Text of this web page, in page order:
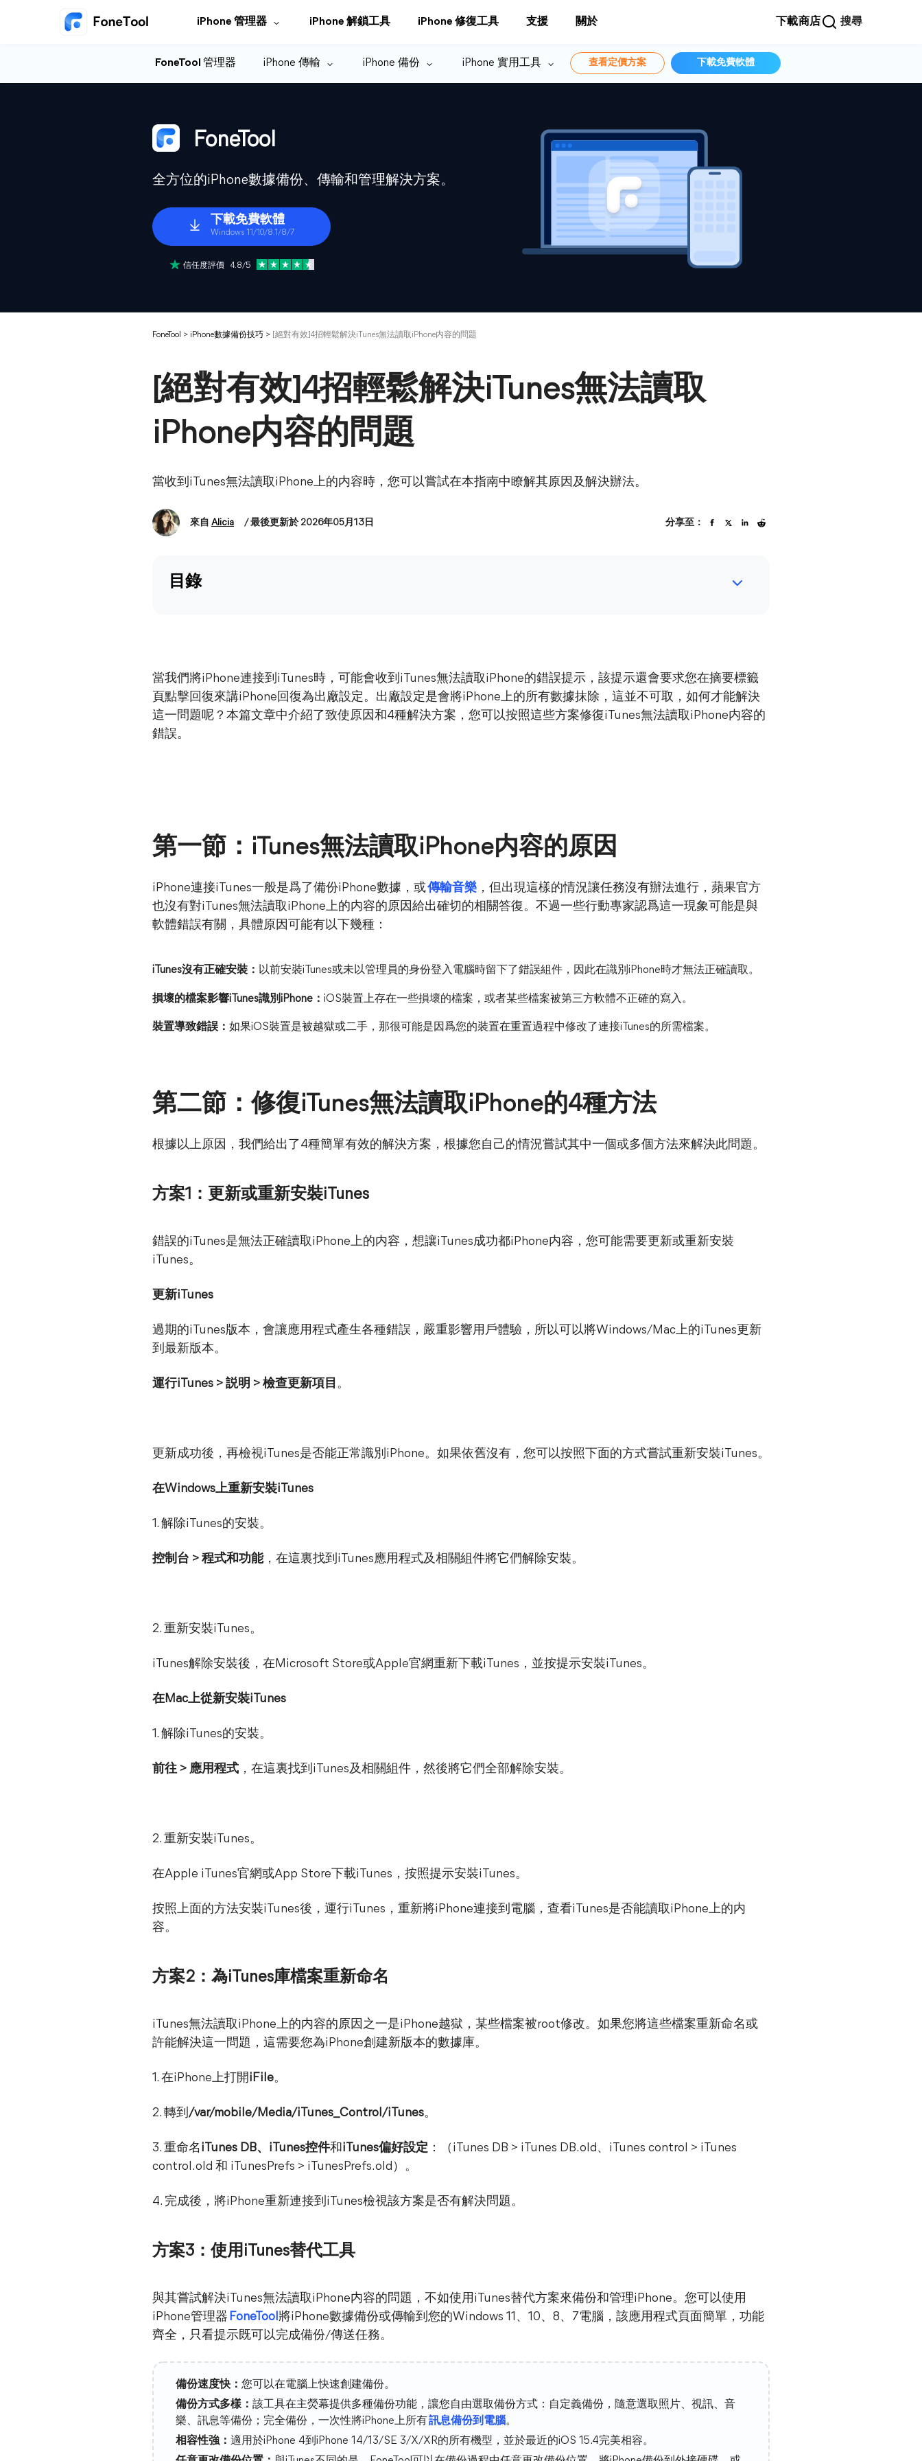
iPhone 管理器 iPhone 解鎖工具 iPhone 修復工具 支援 關於 下載商店 搜尋
FoneTool 管理器 iPhone 傳輸 iPhone 備份 iPhone 實用工具 查看定價方案 下載免費軟體
FoneTool
全方位的iPhone數據備份、傳輸和管理解決方案。
下載免費軟體
Windows 11/10/8.1/8/7
信任度評價 4.8/5
FoneTool > iPhone數據備份技巧 > [絕對有效]4招輕鬆解決iTunes無法讀取iPhone内容的問題
[絕對有效]4招輕鬆解決iTunes無法讀取
iPhone内容的問題
當收到iTunes無法讀取iPhone上的内容時，您可以嘗試在本指南中瞭解其原因及解決辦法。
來自 Alicia / 最後更新於 2026年05月13日 分享至：
目錄
當我們將iPhone連接到iTunes時，可能會收到iTunes無法讀取iPhone的錯誤提示，該提示還會要求您在摘要標籤
頁點擊回復來講iPhone回復為出廠設定。出廠設定是會將iPhone上的所有數據抹除，這並不可取，如何才能解決
這一問題呢？本篇文章中介紹了致使原因和4種解決方案，您可以按照這些方案修復iTunes無法讀取iPhone内容的
錯誤。
第一節：iTunes無法讀取iPhone内容的原因
iPhone連接iTunes一般是爲了備份iPhone數據，或傳輸音樂，但出現這樣的情況讓任務沒有辦法進行，蘋果官方
也沒有對iTunes無法讀取iPhone上的内容的原因給出確切的相關答復。不過一些行動專家認爲這一現象可能是與
軟體錯誤有關，具體原因可能有以下幾種：
iTunes沒有正確安裝： 以前安裝iTunes或未以管理員的身份登入電腦時留下了錯誤組件，因此在識別iPhone時才無法正確讀取。
損壞的檔案影響iTunes識別iPhone： iOS裝置上存在一些損壞的檔案，或者某些檔案被第三方軟體不正確的寫入。
裝置導致錯誤： 如果iOS裝置是被越獄或二手，那很可能是因爲您的裝置在重置過程中修改了連接iTunes的所需檔案。
第二節：修復iTunes無法讀取iPhone的4種方法
根據以上原因，我們給出了4種簡單有效的解決方案，根據您自己的情況嘗試其中一個或多個方法來解決此問題。
方案1：更新或重新安裝iTunes
錯誤的iTunes是無法正確讀取iPhone上的内容，想讓iTunes成功都iPhone内容，您可能需要更新或重新安裝
iTunes。
更新iTunes
過期的iTunes版本，會讓應用程式產生各種錯誤，嚴重影響用戶體驗，所以可以將Windows/Mac上的iTunes更新
到最新版本。
運行iTunes > 説明 > 檢查更新項目 。
更新成功後，再檢視iTunes是否能正常識別iPhone。如果依舊沒有，您可以按照下面的方式嘗試重新安裝iTunes。
在Windows上重新安裝iTunes
1. 解除iTunes的安裝。
控制台 > 程式和功能，在這裏找到iTunes應用程式及相關組件將它們解除安裝。
2. 重新安裝iTunes。
iTunes解除安裝後，在Microsoft Store或Apple官網重新下載iTunes，並按提示安裝iTunes。
在Mac上從新安裝iTunes
1. 解除iTunes的安裝。
前往 > 應用程式 ，在這裏找到iTunes及相關組件，然後將它們全部解除安裝。
2. 重新安裝iTunes。
在Apple iTunes官網或App Store下載iTunes，按照提示安裝iTunes。
按照上面的方法安裝iTunes後，運行iTunes，重新將iPhone連接到電腦，查看iTunes是否能讀取iPhone上的内
容。
方案2：為iTunes庫檔案重新命名
iTunes無法讀取iPhone上的内容的原因之一是iPhone越獄，某些檔案被root修改。如果您將這些檔案重新命名或
許能解決這一問題，這需要您為iPhone創建新版本的數據庫。
1. 在iPhone上打開iFile。
2. 轉到 /var/mobile/Media/iTunes_Control/iTunes。
3. 重命名 iTunes DB、iTunes控件和iTunes偏好設定 ：（iTunes DB > iTunes DB.old、iTunes control > iTunes
control.old 和 iTunesPrefs > iTunesPrefs.old）。
4. 完成後，將iPhone重新連接到iTunes檢視該方案是否有解決問題。
方案3：使用iTunes替代工具
與其嘗試解決iTunes無法讀取iPhone内容的問題，不如使用iTunes替代方案來備份和管理iPhone。您可以使用
iPhone管理器 FoneTool將iPhone數據備份或傳輸到您的Windows 11、10、8、7電腦，該應用程式頁面簡單，功能
齊全，只看提示既可以完成備份/傳送任務。
備份速度快： 您可以在電腦上快速創建備份。
備份方式多樣： 該工具在主熒幕提供多種備份功能，讓您自由選取備份方式：自定義備份，隨意選取照片、視訊、音
樂、訊息等備份；完全備份，一次性將iPhone上所有 訊息備份到電腦。
相容性強： 適用於iPhone 4到iPhone 14/13/SE 3/X/XR的所有機型，並於最近的iOS 15.4完美相容。